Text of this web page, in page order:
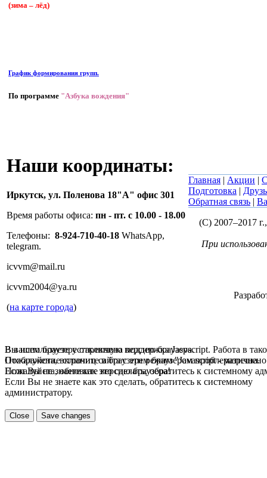
(зима – лёд)
График формирования групп.
По программе "Азбука вождения"
Наши координаты:
Иркутск, ул. Поленова 18"А" офис 301
Время работы офиса: пн - пт. с 10.00 - 18.00
Телефоны: 8-924-710-40-18 WhatsApp,
telegram.
icvvm@mail.ru
icvvm2004@ya.ru
(на карте города)
Главная | Акции |
Подготовка |
Обратная связь |
(C) 2007–2017
При
В вашем браузере отключена поддержка Jasvscript. Работа в
Пожалуйста, включите в браузере режим "Javascript -
Если Вы не знаете как это сделать, обратитесь к системному
Вы используете устаревшую версию браузера.
Отображение страниц сайта с этим браузером проблематична.
Пожалуйста, обновите версию браузера!
Если Вы не знаете как это сделать, обратитесь к системному
администратору.
Close Save changes